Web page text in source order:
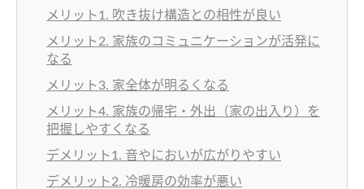
メリット1. 吹き抜け構造との相性が良い
メリット2. 家族のコミュニケーションが活発に
なる
メリット3. 家全体が明るくなる
メリット4. 家族の帰宅・外出（家の出入り）を
把握しやすくなる
デメリット1. 音やにおいが広がりやすい
デメリット2. 冷暖房の効率が悪い